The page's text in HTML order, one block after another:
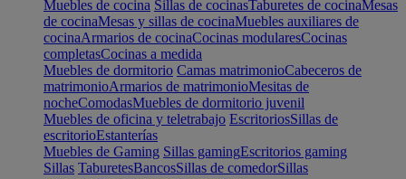
Muebles de cocina Sillas de cocinasTaburetes de cocinaMesas
de cocinaMesas y sillas de cocinaMuebles auxiliares de
cocinaArmarios de cocinaCocinas modularesCocinas
completasCocinas a medida
Muebles de dormitorio Camas matrimonioCabeceros de
matrimonioArmarios de matrimonioMesitas de
nocheComodasMuebles de dormitorio juvenil
Muebles de oficina y teletrabajo EscritoriosSillas de
escritorioEstanterías
Muebles de Gaming Sillas gamingEscritorios gaming
Sillas TaburetesBancosSillas de comedorSillas